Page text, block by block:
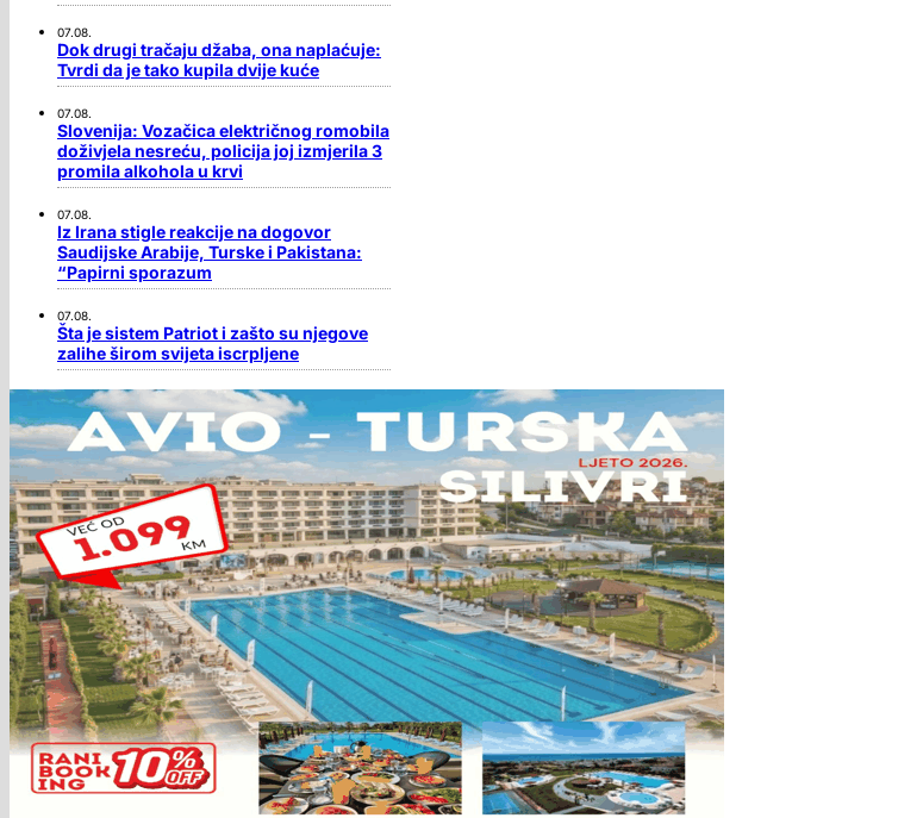
07.08.
Dok drugi tračaju džaba, ona naplaćuje:
Tvrdi da je tako kupila dvije kuće
07.08.
Slovenija: Vozačica električnog romobila
doživjela nesreću, policija joj izmjerila 3
promila alkohola u krvi
07.08.
Iz Irana stigle reakcije na dogovor
Saudijske Arabije, Turske i Pakistana:
“Papirni sporazum
07.08.
Šta je sistem Patriot i zašto su njegove
zalihe širom svijeta iscrpljene